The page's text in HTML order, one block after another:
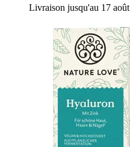
Livraison jusqu'au 17 août